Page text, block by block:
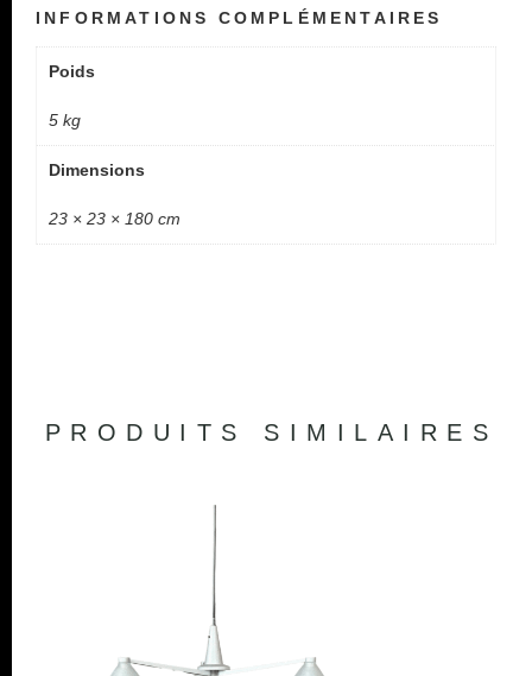
INFORMATIONS COMPLÉMENTAIRES
Poids
5 kg
Dimensions
23 × 23 × 180 cm
PRODUITS SIMILAIRES